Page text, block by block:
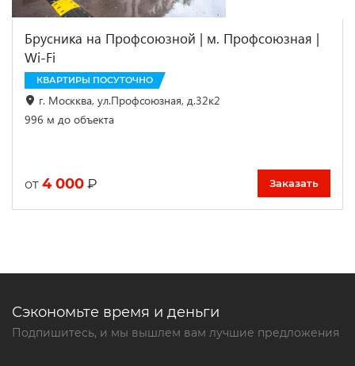
Брусника на Профсоюзной | м. Профсоюзная |
Wi-Fi
КВАРТИРЫ ПОСУТОЧНО
г. Москква, ул.Профсоюзная, д.32к2
996 м до объекта
от 4 000 ₽ Заказать
Сэкономьте время и деньги
Подпишитесь, и мы вышлем вам лучшие предложения